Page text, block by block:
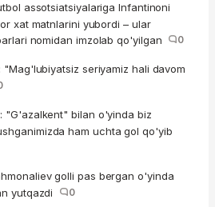
assotsiatsiyalariga Infantinoni
xat matnlarini yubordi – ular
nomidan imzolab qo'yilgan
0
"Mag'lubiyatsiz seriyamiz hali davom
"G'azalkent" bilan o'yinda biz
ham uchta gol qo'yib
golli pas bergan o'yinda
yutqazdi
0